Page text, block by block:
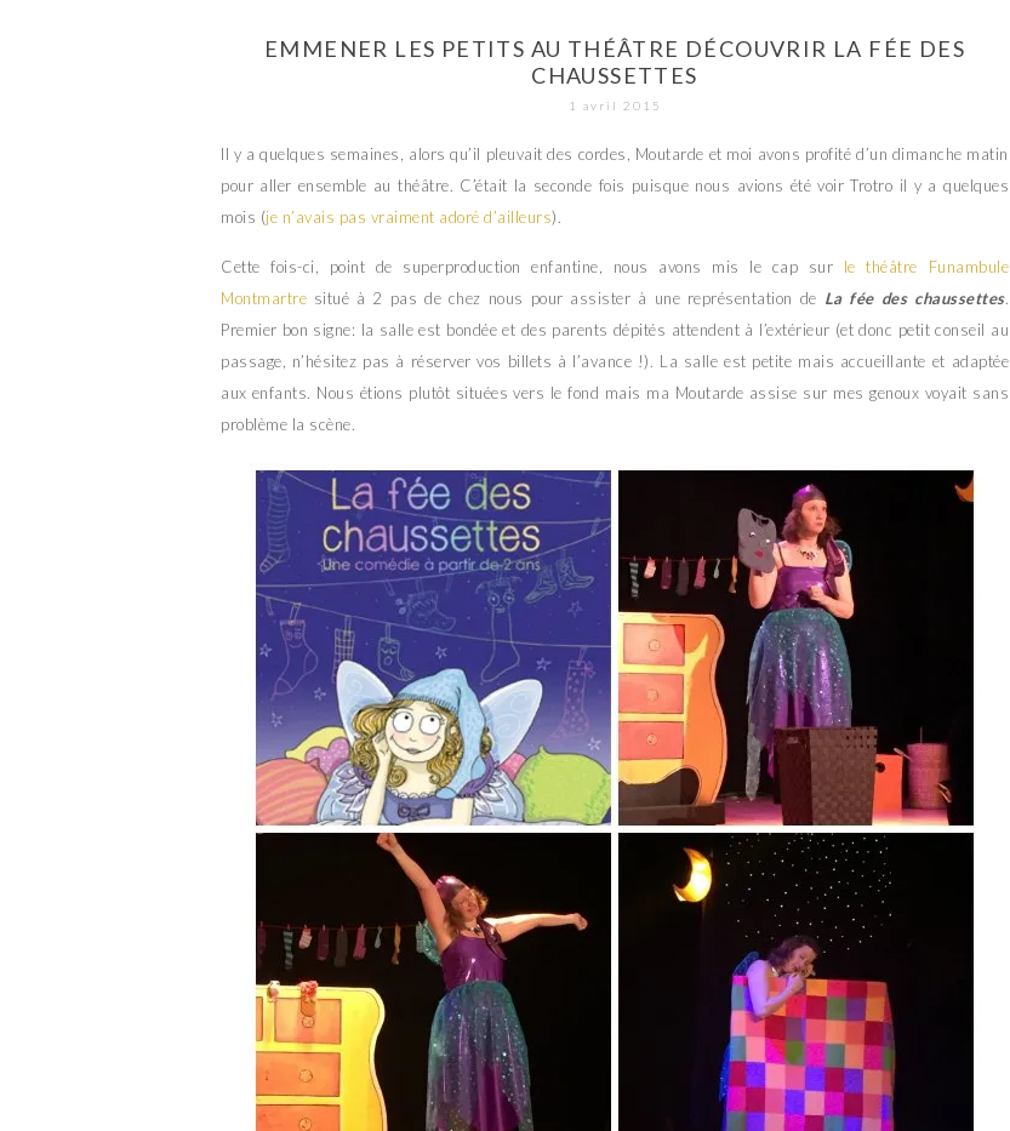
EMMENER LES PETITS AU THÉÂTRE DÉCOUVRIR LA FÉE DES
CHAUSSETTES
1 avril 2015
Il y a quelques semaines, alors qu’il pleuvait des cordes, Moutarde et moi avons profité d’un dimanche matin
pour aller ensemble au théâtre. C’était la seconde fois puisque nous avions été voir Trotro il y a quelques
mois (je n’avais pas vraiment adoré d’ailleurs).
Cette fois-ci, point de superproduction enfantine, nous avons mis le cap sur le théâtre Funambule
Montmartre situé à 2 pas de chez nous pour assister à une représentation de La fée des chaussettes.
Premier bon signe: la salle est bondée et des parents dépités attendent à l’extérieur (et donc petit conseil au
passage, n’hésitez pas à réserver vos billets à l’avance !). La salle est petite mais accueillante et adaptée
aux enfants. Nous étions plutôt situées vers le fond mais ma Moutarde assise sur mes genoux voyait sans
problème la scène.